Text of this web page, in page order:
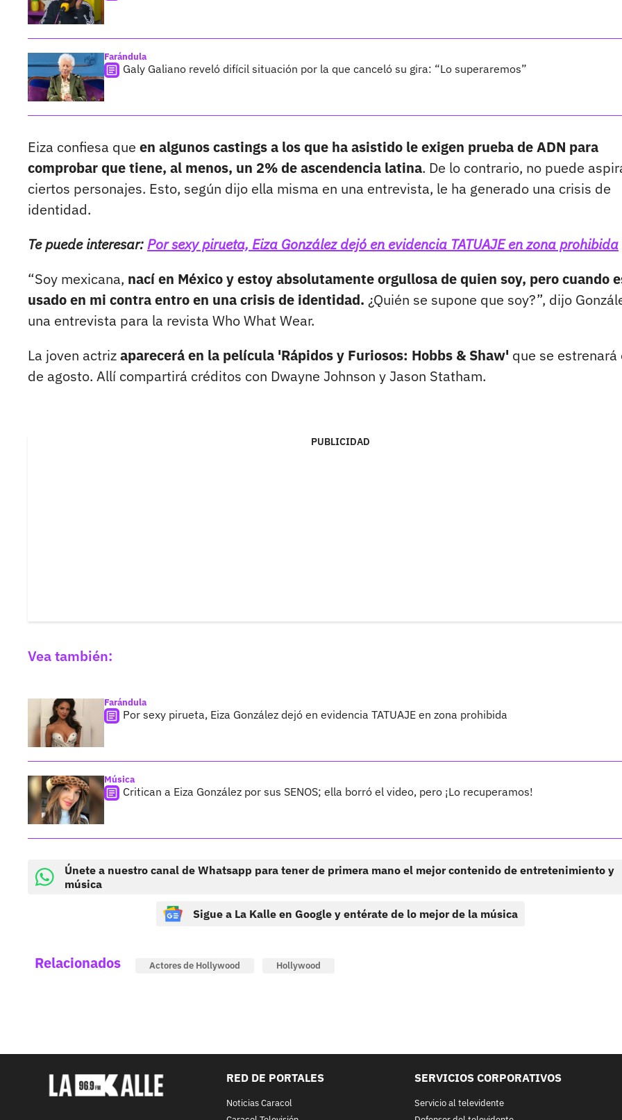
Farándula
Galy Galiano reveló difícil situación por la que canceló su gira: “Lo superaremos”
Eiza confiesa que en algunos castings a los que ha asistido le exigen prueba de ADN para
comprobar que tiene, al menos, un 2% de ascendencia latina. De lo contrario, no puede
ciertos personajes. Esto, según dijo ella misma en una entrevista, le ha generado una crisis de
identidad.
Te puede interesar:Por sexy pirueta, Eiza González dejó en evidencia TATUAJE en zona prohibida
“Soy mexicana, nací en México y estoy absolutamente orgullosa de quien soy, pero cuando
usado en mi contra entro en una crisis de identidad. ¿Quién se supone que soy?”, dijo
una entrevista para la revista Who What Wear.
La joven actrizaparecerá en la película 'Rápidos y Furiosos: Hobbs & Shaw' que se estrenará
de agosto. Allí compartirá créditos con Dwayne Johnson y Jason Statham.
PUBLICIDAD
Vea también:
Farándula
Por sexy pirueta, Eiza González dejó en evidencia TATUAJE en zona prohibida
Música
Critican a Eiza González por sus SENOS; ella borró el video, pero ¡Lo recuperamos!
Únete a nuestro canal de Whatsapp para tener de primera mano el mejor contenido de entretenimiento y
música
Sigue a La Kalle en Google y entérate de lo mejor de la música
Relacionados Actores de Hollywood Hollywood
RED DE PORTALES
Noticias Caracol
SERVICIOS CORPORATIVOS
Servicio al televidente